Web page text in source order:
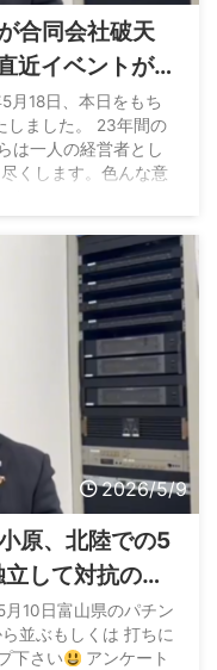
合同会社破天
近イベントが
ーム
月18日、本日をもち
しました。 23年間の
は一人の経営者とし
くします。色んな意
2026/5/9
原、北陸での5
して対抗の他
同士がなんか
10日富山県のパチン
並ぶもしくは 打ちに
下さい
アンケート